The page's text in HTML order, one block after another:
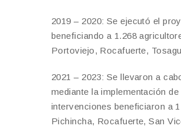
2019 – 2020: Se ejecutó el
beneficiando a 1.268
Portoviejo, Rocafuerte,
2021 – 2023: Se llevaron a
mediante la implementación
intervenciones beneficiaron a
Pichincha, Rocafuerte, San